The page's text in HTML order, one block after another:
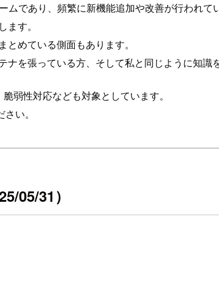
であり、頻繁に新機能追加や改善が行われて
す。
めている側面もあります。
を張っている方、そして私と同じように知識
弱性対応なども対象としています。
い。
05/31）